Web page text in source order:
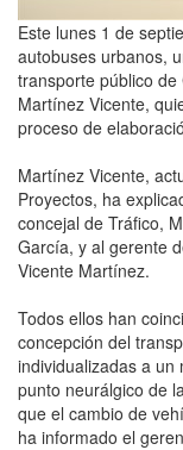
Este lunes 1 de
autobuses urbanos,
transporte público de
Martínez Vicente,
proceso de
Martínez Vicente,
Proyectos, ha
concejal de Tráfico,
García, y al gerente
Vicente Martínez.
Todos ellos han
concepción del
individualizadas a un
punto neurálgico de
que el cambio de
ha informado el